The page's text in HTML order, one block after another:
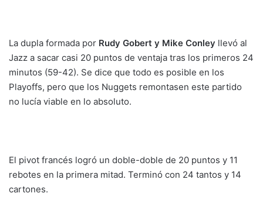
La dupla formada por Rudy Gobert y Mike Conley llevó al
Jazz a sacar casi 20 puntos de ventaja tras los primeros 24
minutos (59-42). Se dice que todo es posible en los
Playoffs, pero que los Nuggets remontasen este partido
no lucía viable en lo absoluto.
El pivot francés logró un doble-doble de 20 puntos y 11
rebotes en la primera mitad. Terminó con 24 tantos y 14
cartones.